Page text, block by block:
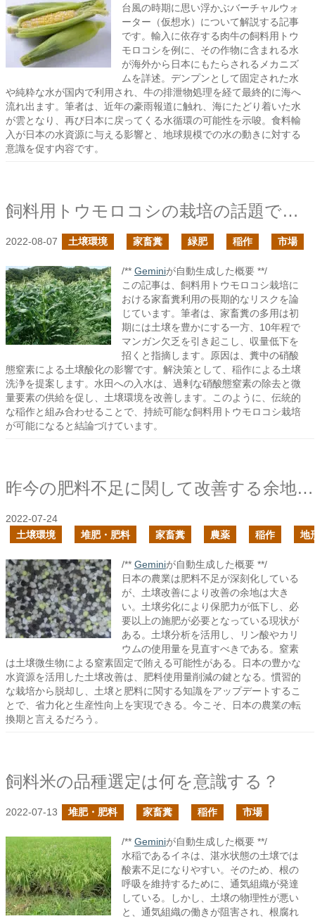
台風の時期に思い浮かぶバーチャルウォ
ーター（仮想水）について解説する記事
です。輸入に依存する肉牛の飼料用トウ
モロコシを例に、その作物に含まれる水
が海外から日本にもたらされるメカニズ
ムを詳述。デンプンとして固定された水
や純粋な水が国内で利用され、牛の排泄物処理を経て最終的に海へ
流れ出ます。筆者は、近年の豪雨報道に触れ、海にたどり着いた水
が雲となり、再び日本に戻ってくる水循環の可能性を示唆。食料輸
入が日本の水資源に与える影響と、地球規模での水の動きに対する
意識を促す内容です。
飼料用トウモロコシの栽培の話題で思うこと
2022-08-07 土壌環境 家畜糞 緑肥 稲作 市場
/** Geminiが自動生成した概要 **/
この記事は、飼料用トウモロコシ栽培に
おける家畜糞利用の長期的なリスクを論
じています。筆者は、家畜糞の多用は初
期には土壌を豊かにする一方、10年程で
マンガン欠乏を引き起こし、収量低下を
招くと指摘します。原因は、糞中の硝酸
態窒素による土壌酸化の影響です。解決策として、稲作による土壌
洗浄を提案します。水田への入水は、過剰な硝酸態窒素の除去と微
量要素の供給を促し、土壌環境を改善します。このように、伝統的
な稲作と組み合わせることで、持続可能な飼料用トウモロコシ栽培
が可能になると結論づけています。
昨今の肥料不足に関して改善する余地は大きい
2022-07-24
土壌環境
堆肥・肥料 家畜糞 農薬 稲作 地
/** Geminiが自動生成した概要 **/
日本の農業は肥料不足が深刻化している
が、土壌改善により改善の余地は大き
い。土壌劣化により保肥力が低下し、必
要以上の施肥が必要となっている現状が
ある。土壌分析を活用し、リン酸やカリ
ウムの使用量を見直すべきである。窒素
は土壌微生物による窒素固定で賄える可能性がある。日本の豊かな
水資源を活用した土壌改善は、肥料使用量削減の鍵となる。慣習的
な栽培から脱却し、土壌と肥料に関する知識をアップデートするこ
とで、省力化と生産性向上を実現できる。今こそ、日本の農業の転
換期と言えるだろう。
飼料米の品種選定は何を意識する？
2022-07-13 堆肥・肥料 家畜糞 稲作 市場
/** Geminiが自動生成した概要 **/
水稲であるイネは、湛水状態の土壌では
酸素不足になりやすい。そのため、根の
呼吸を維持するために、通気組織が発達
している。しかし、土壌の物理性が悪い
と、通気組織の働きが阻害され、根腐れ